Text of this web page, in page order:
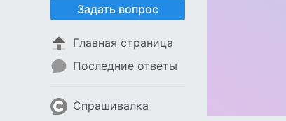
Задать вопрос
Главная страница
Последние ответы
Спрашивалка